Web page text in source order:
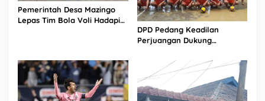
Pemerintah Desa Mazingo
Lepas Tim Bola Voli Hadapi
DPD Pedang Keadilan
Perjuangan Dukung
HUT RI ke-81 di Mandrehe
Barat